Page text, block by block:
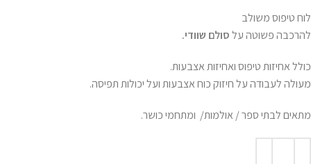
לוח טיפוס משולב
להרכבה פשוטה עלסולם שוודי.
כולל אחיזות טיפוס ואחיזות אצבעות.
מעולה לעבודה על חיזוק כוח אצבעות ועל יכולות תפיסה.
מתאים לבתי ספר / אולמות/ ומתחמי כושר.